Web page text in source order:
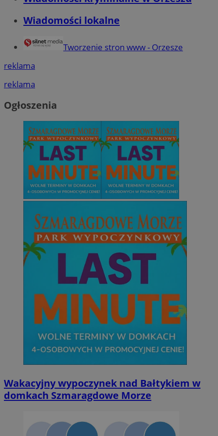
Wiadomości lokalne
Tworzenie stron www - Orzesze
reklama
reklama
Ogłoszenia
Wakacyjny wypoczynek nad Bałtykiem w
domkach Szmaragdowe Morze